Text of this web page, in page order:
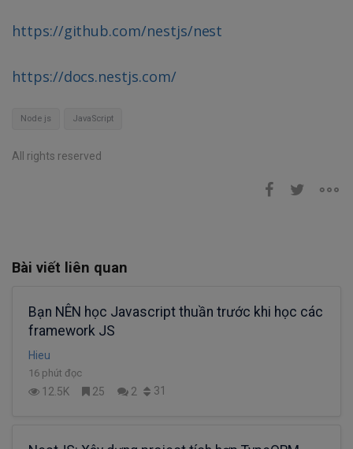
https://github.com/nestjs/nest
https://docs.nestjs.com/
Node js JavaScript
All rights reserved
Bài viết liên quan
Bạn NÊN học Javascript thuần trước khi học các
framework JS
Hieu
16 phút đọc
12.5K 25 2 31